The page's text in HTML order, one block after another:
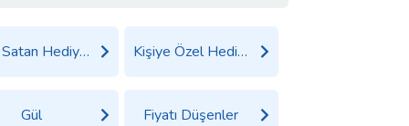
Çok Satan Hediyeler Kişiye Özel Hediyeler
Gül Fiyatı Düşenler